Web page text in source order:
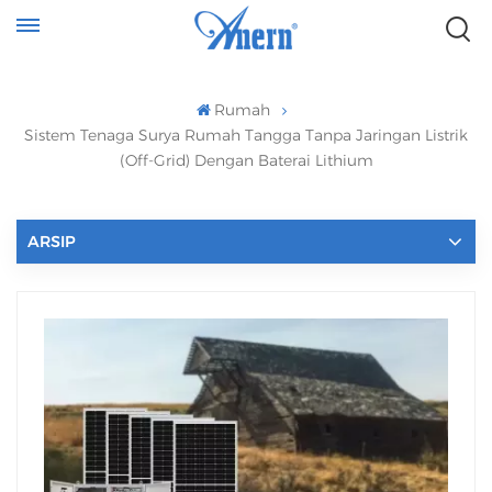
Rumah
Sistem Tenaga Surya Rumah Tangga Tanpa Jaringan Listrik
(Off-Grid) Dengan Baterai Lithium
ARSIP